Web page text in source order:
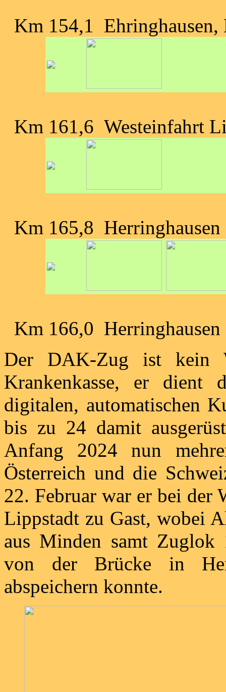
Km 154,1 Ehringhausen,
Km 161,6 Westeinfahrt
Km 165,8 Herringhausen
Km 166,0 Herringhausen
Der DAK-Zug ist kein
Krankenkasse, er dient
digitalen, automatischen
bis zu 24 damit
Anfang 2024 nun
Österreich und die
22. Februar war er bei der
Lippstadt zu Gast, wobei
aus Minden samt Zuglok
von der Brücke in
abspeichern konnte.